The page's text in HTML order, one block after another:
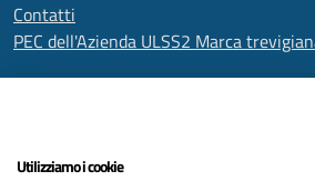
Contatti
PEC dell'Azienda ULSS2 Marca
Utilizziamo i cookie